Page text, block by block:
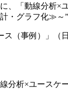
、「動線分析
・グラフ化≫～
（事例）」（
分析×ユースケ